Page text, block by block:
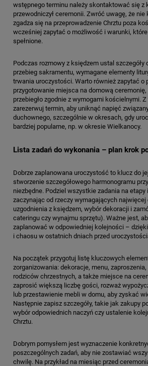
wstępnego terminu należy skontaktować się z
przewodniczył ceremonii. Zwróć uwagę, że nie
zgadza się na przeprowadzenie Chrztu poza
wcześniej zapytać o możliwość i warunki,
spełnione.
Podczas rozmowy z księdzem ustal szczegóły
przebieg sakramentu, wymagane elementy
trwania uroczystości. Warto również zapytać o
przygotowanie miejsca na domową
przebiegło zgodnie z wymogami kościelnymi.
zarezerwuj termin, aby uniknąć napięć
duchownego, szczególnie w okresach, gdy
bardziej popularne, np. w okresie Wielkanocy.
Lista zadań do wykonania – plan krok
Dobrze zaplanowana uroczystość to klucz do
stworzenie szczegółowego harmonogramu
niezbędne. Podziel wszystkie zadania na etapy
zaczynając od rzeczy wymagających
uzgodnienia z księdzem, wybór dekoracji i
cateringu czy wynajmu sprzętu). Ważne jest,
zaplanować w odpowiedniej kolejności –
i chaosu w ostatnich dniach przed
Na początek przygotuj listę kluczowych
zorganizowania: dekoracje, menu,
rodziców chrzestnych, a także miejsce na
zaprosić większą liczbę gości, rozważ
lub przestawienie mebli w domu, aby zyskać
Następnie zapisz szczegóły, takie jak zakupy
wybór odpowiednich naczyń czy ustalenie
Chrztu.
Dobrym pomysłem jest wyznaczenie
poszczególnych zadań, aby nie zostawiać
chwilę. Na przykład na miesiąc przed